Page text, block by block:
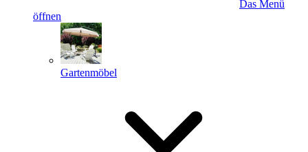
Das Menü
öffnen
Gartenmöbel